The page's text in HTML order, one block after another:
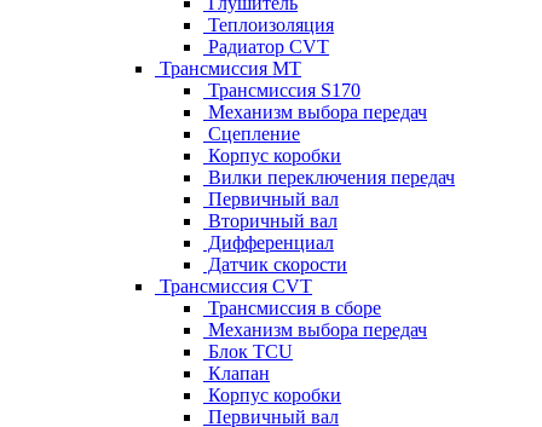
Теплоизоляция
Радиатор CVT
Трансмиссия MT
Трансмиссия S170
Механизм выбора передач
Сцепление
Корпус коробки
Вилки переключения передач
Первичный вал
Вторичный вал
Дифференциал
Датчик скорости
Трансмиссия CVT
Трансмиссия в сборе
Механизм выбора передач
Блок TCU
Клапан
Корпус коробки
Первичный вал